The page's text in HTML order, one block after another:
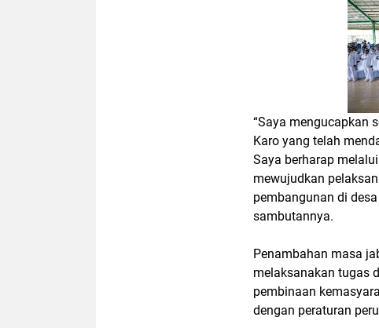
“Saya mengucapkan
Karo yang telah
Saya berharap
mewujudkan
pembangunan di
sambutannya.
Penambahan masa
melaksanakan tugas
pembinaan
dengan peraturan